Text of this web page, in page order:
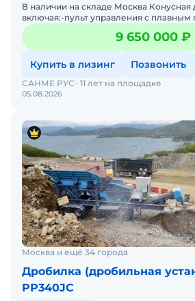
В наличии на складе Москва Конусная
включая:-пульт управления с плавным
гидростанция – 1 шт.;-маслост
9 650 000 ₽
Купить в лизинг Позвонить
05.08.2026
САНМЕ РУС 11 лет на площадке
Москва и ещё 34 города
Дробилка (дробильная
PP340JC